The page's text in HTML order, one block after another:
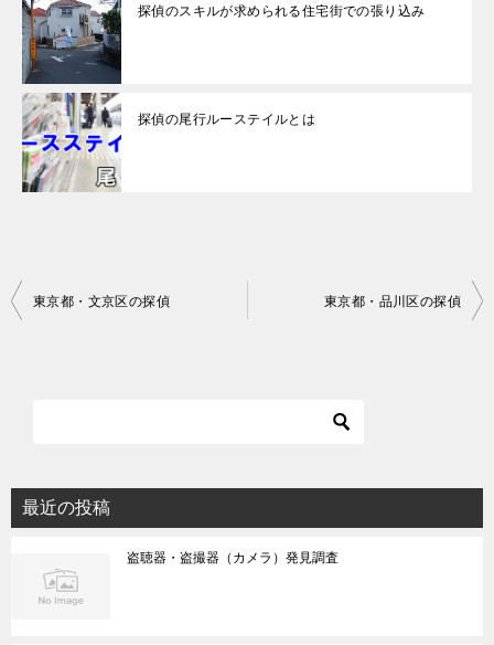
探偵のスキルが求められる住宅街での張り込み
探偵の尾行ルーステイルとは
投
シ
東京都・文京区の探偵 東京都・品川区の探偵
最近の投稿
盗聴器・盗撮器（カメラ）発見調査